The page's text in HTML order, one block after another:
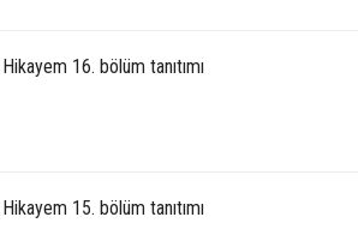
16. bölüm tanıtımı
15. bölüm tanıtımı